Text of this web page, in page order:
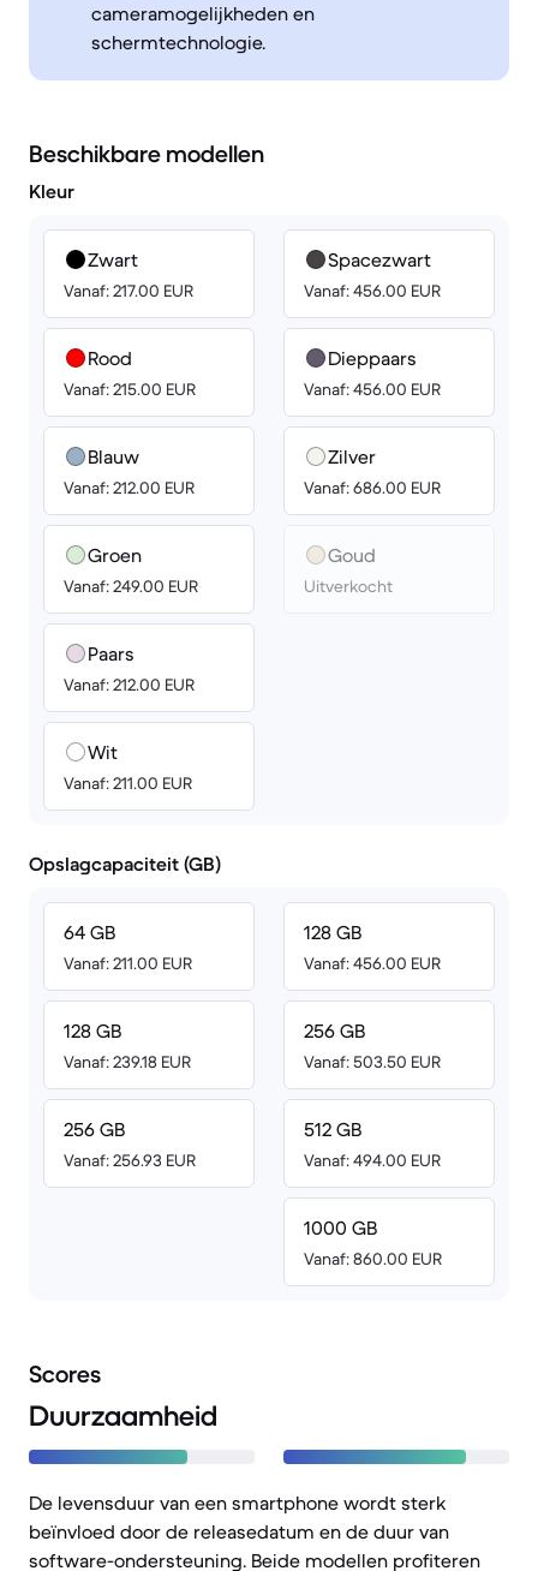
cameramogelijkheden en
schermtechnologie.
Beschikbare modellen
Kleur
Zwart
Vanaf: 217.00 EUR
Rood
Vanaf: 215.00 EUR
Blauw
Vanaf: 212.00 EUR
Groen
Vanaf: 249.00 EUR
Paars
Vanaf: 212.00 EUR
Wit
Vanaf: 211.00 EUR
Spacezwart
Vanaf: 456.00 EUR
Dieppaars
Vanaf: 456.00 EUR
Zilver
Vanaf: 686.00 EUR
Goud
Uitverkocht
Opslagcapaciteit (GB)
64 GB
Vanaf: 211.00 EUR
128 GB
Vanaf: 239.18 EUR
256 GB
Vanaf: 256.93 EUR
128 GB
Vanaf: 456.00 EUR
256 GB
Vanaf: 503.50 EUR
512 GB
Vanaf: 494.00 EUR
1000 GB
Vanaf: 860.00 EUR
Scores
Duurzaamheid
De levensduur van een smartphone wordt sterk
beïnvloed door de releasedatum en de duur van
software-ondersteuning. Beide modellen profiteren